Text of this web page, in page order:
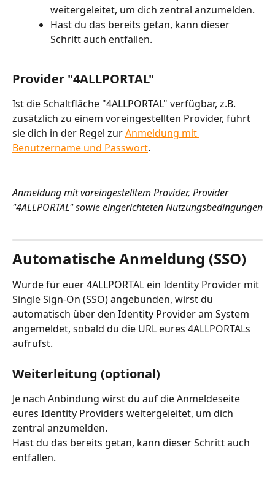
weitergeleitet, um dich zentral anzumelden.
Hast du das bereits getan, kann dieser
Schritt auch entfallen.
Provider "4ALLPORTAL"
Ist die Schaltfläche "4ALLPORTAL" verfügbar, z.B.
zusätzlich zu einem voreingestellten Provider, führt
sie dich in der Regel zur Anmeldung mit
Benutzername und Passwort.
Anmeldung mit voreingestelltem Provider, Provider
"4ALLPORTAL" sowie eingerichteten Nutzungsbedingungen
Automatische Anmeldung (SSO)
Wurde für euer 4ALLPORTAL ein Identity Provider mit
Single Sign-On (SSO) angebunden, wirst du
automatisch über den Identity Provider am System
angemeldet, sobald du die URL eures 4ALLPORTALs
aufrufst.
Weiterleitung (optional)
Je nach Anbindung wirst du auf die Anmeldeseite
eures Identity Providers weitergeleitet, um dich
zentral anzumelden.
Hast du das bereits getan, kann dieser Schritt auch
entfallen.